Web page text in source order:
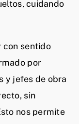
cuidando
con sentido
por
y jefes de obra
sin
nos permite